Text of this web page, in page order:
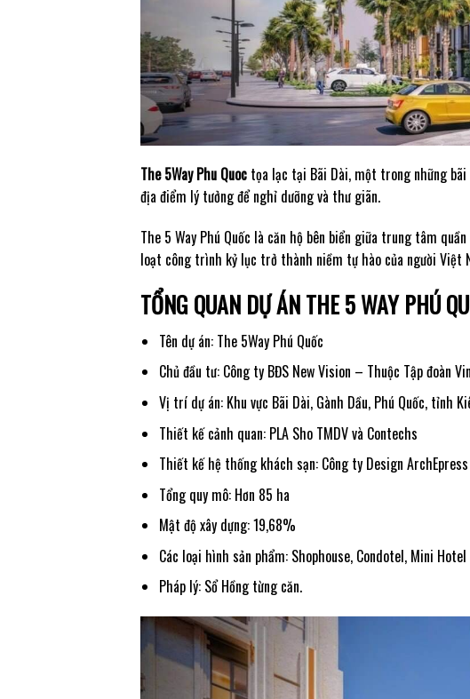
The 5Way Phu Quoctọa lạc tại Bãi Dài, một trong những bãi
địa điểm lý tưởng để nghỉ dưỡng và thư giãn.
The 5 Way Phú Quốc là căn hộ bên biển giữa trung tâm
loạt công trình kỷ lục trở thành niềm tự hào của người Việt
TỔNG QUAN DỰ ÁN THE 5 WAY PHÚ
Tên dự án: The 5Way Phú Quốc
Chủ đầu tư: Công ty BĐS New Vision – Thuộc Tập đoàn
Vị trí dự án: Khu vực Bãi Dài, Gành Dầu, Phú Quốc, tỉnh
Thiết kế cảnh quan: PLA Sho TMDV và Contechs
Thiết kế hệ thống khách sạn: Công ty Design ArchEpress
Tổng quy mô: Hơn 85 ha
Mật độ xây dựng: 19,68%
Các loại hình sản phẩm: Shophouse, Condotel, Mini Hotel
Pháp lý: Sổ Hồng từng căn.